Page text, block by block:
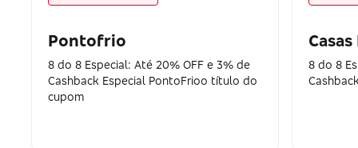
Pontofrio
8 do 8 Especial: Até 20% OFF e 3% de
Cashback Especial PontoFrioo título do
cupom
8 do 8